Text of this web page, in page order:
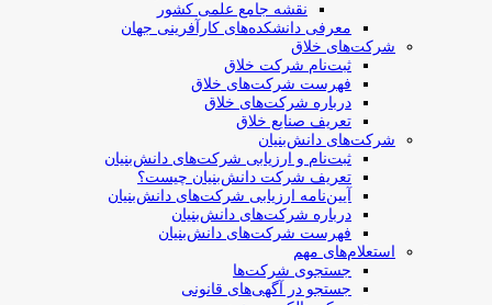
نقشه جامع علمی کشور
معرفی دانشکده‌های کارآفرینی جهان
شرکت‌های خلاق
ثبت‌نام شرکت خلاق
فهرست شرکت‌های خلاق
درباره شرکت‌های خلاق
تعریف صنایع خلاق
شرکت‌های دانش‌بنیان
ثبت‌نام و ارزیابی شرکت‌های دانش‌بنیان
تعریف شرکت دانش‌بنیان چیست؟
آیین‌نامه ارزیابی شرکت‌های دانش‌بنیان
درباره شرکت‌های دانش‌بنیان
فهرست شرکت‌های دانش‌بنیان
استعلام‌های مهم
جستجوی شرکت‌ها
جستجو در آگهی‌های قانونی